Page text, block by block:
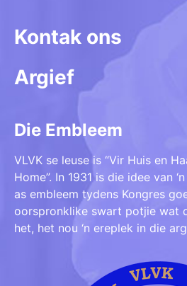
Kontak ons
Argief
Die Embleem
VLVK se leuse is “Vir Huis en
Home”. In 1931 is die idee van
as embleem tydens Kongres
oorspronklike swart potjie wat
het, het nou ‘n ereplek in die